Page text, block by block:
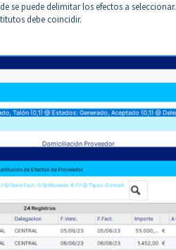
se puede delimitar los efectos a seleccionar.
debe coincidir.